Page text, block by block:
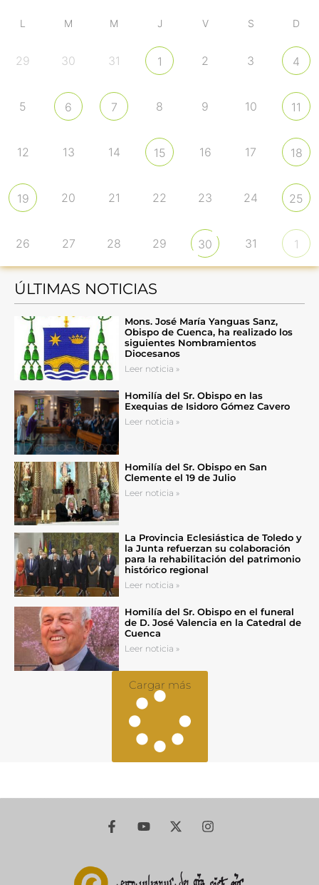
L M M J V S D
29 30 31 1 2 3 4
5 6 7 8 9 10 11
12 13 14 15 16 17 18
19 20 21 22 23 24 25
26 27 28 29 30 31 1
ÚLTIMAS NOTICIAS
Mons. José María Yanguas Sanz,
Obispo de Cuenca, ha realizado los
siguientes Nombramientos
Diocesanos
Leer noticia »
Homilía del Sr. Obispo en las
Exequias de Isidoro Gómez Cavero
Leer noticia »
Homilía del Sr. Obispo en San
Clemente el 19 de Julio
Leer noticia »
La Provincia Eclesiástica de Toledo y
la Junta refuerzan su colaboración
para la rehabilitación del patrimonio
histórico regional
Leer noticia »
Homilía del Sr. Obispo en el funeral
de D. José Valencia en la Catedral de
Cuenca
Leer noticia »
Cargar más